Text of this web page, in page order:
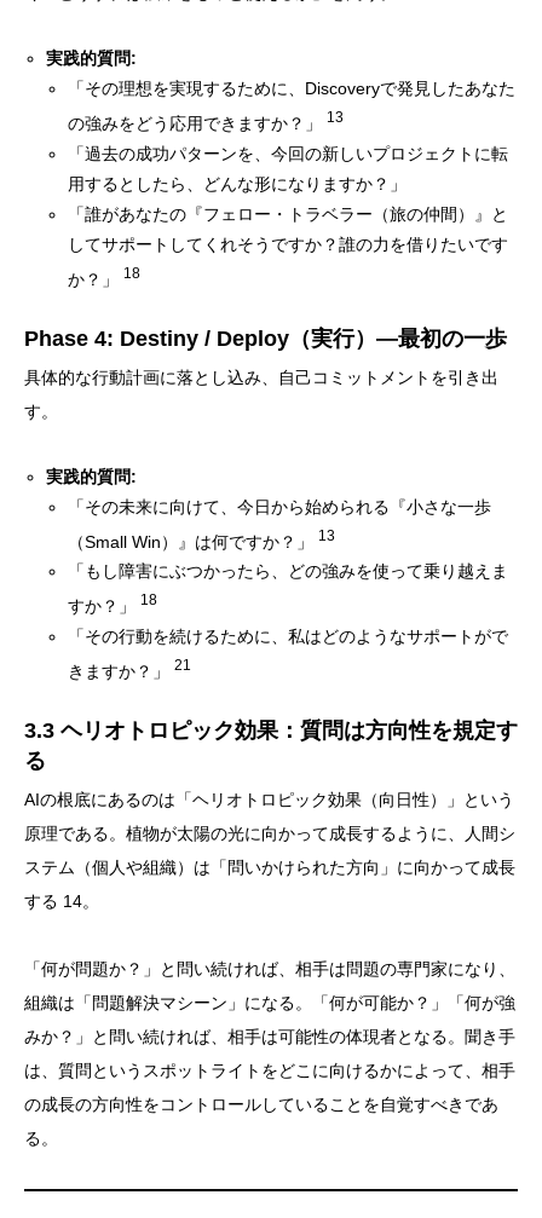
実践的質問:
「その理想を実現するために、Discoveryで発見したあなた
の強みをどう応用できますか？」
13
「過去の成功パターンを、今回の新しいプロジェクトに転
用するとしたら、どんな形になりますか？」
「誰があなたの『フェロー・トラベラー（旅の仲間）』と
してサポートしてくれそうですか？誰の力を借りたいです
か？」
18
Phase 4: Destiny / Deploy（実行）―最初の一歩
具体的な行動計画に落とし込み、自己コミットメントを引き出
す。
実践的質問:
「その未来に向けて、今日から始められる『小さな一歩
（Small Win）』は何ですか？」
13
「もし障害にぶつかったら、どの強みを使って乗り越えま
すか？」
18
「その行動を続けるために、私はどのようなサポートがで
きますか？」21
3.3 ヘリオトロピック効果：質問は方向性を規定す
る
AIの根底にあるのは「ヘリオトロピック効果（向日性）」という
原理である。植物が太陽の光に向かって成長するように、人間シ
ステム（個人や組織）は「問いかけられた方向」に向かって成長
する 14。
「何が問題か？」と問い続ければ、相手は問題の専門家になり、
組織は「問題解決マシーン」になる。「何が可能か？」「何が強
みか？」と問い続ければ、相手は可能性の体現者となる。聞き手
は、質問というスポットライトをどこに向けるかによって、相手
の成長の方向性をコントロールしていることを自覚すべきであ
る。